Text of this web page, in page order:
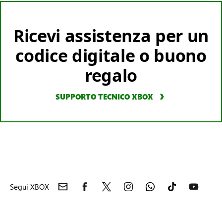
Ricevi assistenza per un
codice digitale o buono
regalo
SUPPORTO TECNICO XBOX
Segui XBOX